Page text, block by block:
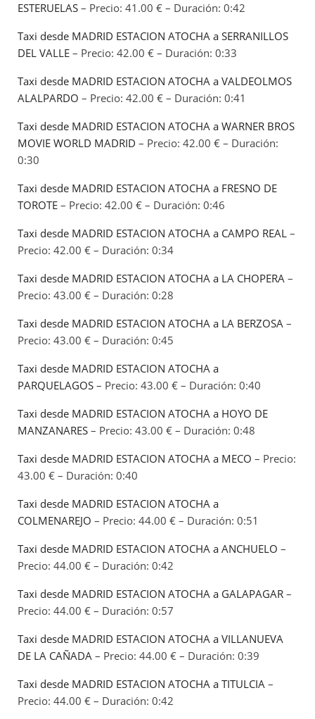
ESTERUELAS – Precio: 41.00 € – Duración: 0:42
Taxi desde MADRID ESTACION ATOCHA a SERRANILLOS
DEL VALLE – Precio: 42.00 € – Duración: 0:33
Taxi desde MADRID ESTACION ATOCHA a VALDEOLMOS
ALALPARDO – Precio: 42.00 € – Duración: 0:41
Taxi desde MADRID ESTACION ATOCHA a WARNER BROS
MOVIE WORLD MADRID – Precio: 42.00 € – Duración:
0:30
Taxi desde MADRID ESTACION ATOCHA a FRESNO DE
TOROTE – Precio: 42.00 € – Duración: 0:46
Taxi desde MADRID ESTACION ATOCHA a CAMPO REAL –
Precio: 42.00 € – Duración: 0:34
Taxi desde MADRID ESTACION ATOCHA a LA CHOPERA –
Precio: 43.00 € – Duración: 0:28
Taxi desde MADRID ESTACION ATOCHA a LA BERZOSA –
Precio: 43.00 € – Duración: 0:45
Taxi desde MADRID ESTACION ATOCHA a
PARQUELAGOS – Precio: 43.00 € – Duración: 0:40
Taxi desde MADRID ESTACION ATOCHA a HOYO DE
MANZANARES – Precio: 43.00 € – Duración: 0:48
Taxi desde MADRID ESTACION ATOCHA a MECO – Precio:
43.00 € – Duración: 0:40
Taxi desde MADRID ESTACION ATOCHA a
COLMENAREJO – Precio: 44.00 € – Duración: 0:51
Taxi desde MADRID ESTACION ATOCHA a ANCHUELO –
Precio: 44.00 € – Duración: 0:42
Taxi desde MADRID ESTACION ATOCHA a GALAPAGAR –
Precio: 44.00 € – Duración: 0:57
Taxi desde MADRID ESTACION ATOCHA a VILLANUEVA
DE LA CAÑADA – Precio: 44.00 € – Duración: 0:39
Taxi desde MADRID ESTACION ATOCHA a TITULCIA –
Precio: 44.00 € – Duración: 0:42